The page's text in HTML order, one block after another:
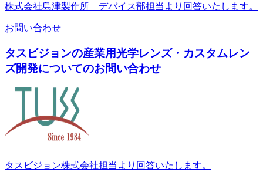
株式会社島津製作所 デバイス部担当より回答いたします。
お問い合わせ
タスビジョンの産業用光学レンズ・カスタムレン
ズ開発についてのお問い合わせ
タスビジョン株式会社担当より回答いたします。